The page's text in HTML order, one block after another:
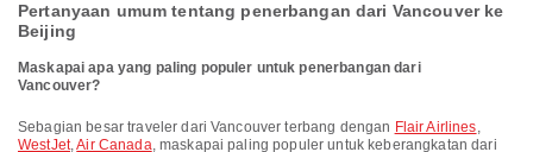
Pertanyaan umum tentang penerbangan dari Vancouver ke
Beijing
Maskapai apa yang paling populer untuk penerbangan dari
Vancouver?
Sebagian besar traveler dari Vancouver terbang dengan Flair Airlines,
WestJet,Air Canada, maskapai paling populer untuk keberangkatan dari